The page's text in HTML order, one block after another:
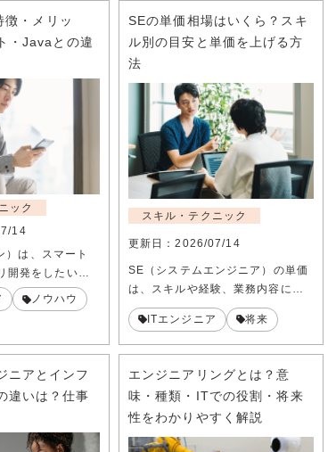
・メリッ
・Javaとの違
ック
14
は、スマート
開発をしたい…
ノウハウ
SEの単価相場はいくら？スキ
ル別の目安と単価を上げる方
法
スキル・テクニック
更新日：2026/07/14
SE（システムエンジニア）の単価
は、スキルや経験、業務内容に…
ITエンジニア 将来
ニアとインフ
違いは？仕事
エンジニアリングとは？意
味・種類・ITでの役割・将来
性をわかりやすく解説